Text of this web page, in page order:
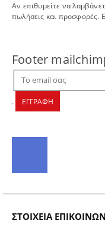
Αν επιθυμείτε να
πωλήσεις και προσφορές.
Footer
. ΕΓΓΡΑΦΗ
ΣΤΟΙΧΕΊΑ